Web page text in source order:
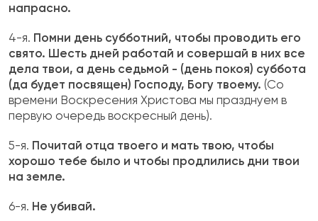
напрасно.
4-я. Помни день субботний, чтобы проводить его
свято. Шесть дней работай и совершай в них все
дела твои, а день седьмой - (день по­коя) суббота
(да будет посвящен) Господу, Богу твоему. (Со
времени Воскресения Христо­ва мы празднуем в
первую очередь воскресный день).
5-я. Почитай отца твоего и мать твою, что­бы
хорошо тебе было и чтобы продлились дни твои
на земле.
6-я. Не убивай.